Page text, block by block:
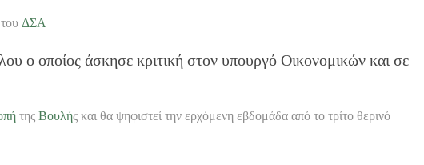
ΔΣΑ
ο οποίος άσκησε κριτική στον υπουργό Οικονομικών και σε
της Βουλής και θα ψηφιστεί την ερχόμενη εβδομάδα από το τρίτο θερινό